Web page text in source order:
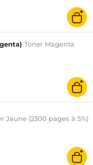
Toner Magenta
Jaune (2300 pages à 5%)